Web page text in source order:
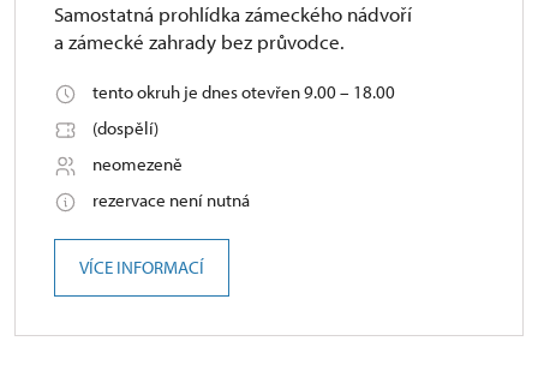
Samostatná prohlídka zámeckého nádvoří
a zámecké zahrady bez průvodce.
tento okruh je dnes otevřen 9.00 – 18.00
(dospělí)
neomezeně
rezervace není nutná
VÍCE INFORMACÍ